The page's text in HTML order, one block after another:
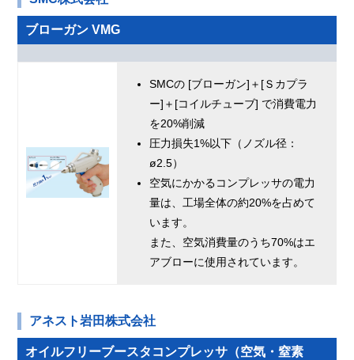
ブローガン VMG
SMCの [ブローガン]＋[Ｓカプラ
ー]＋[コイルチューブ] で消費電力
を20%削減
圧力損失1%以下（ノズル径：
ø2.5）
空気にかかるコンプレッサの電力
量は、工場全体の約20%を占めて
います。
また、空気消費量のうち70%はエ
アブローに使用されています。
アネスト岩田株式会社
オイルフリーブースタコンプレッサ（空気・窒素